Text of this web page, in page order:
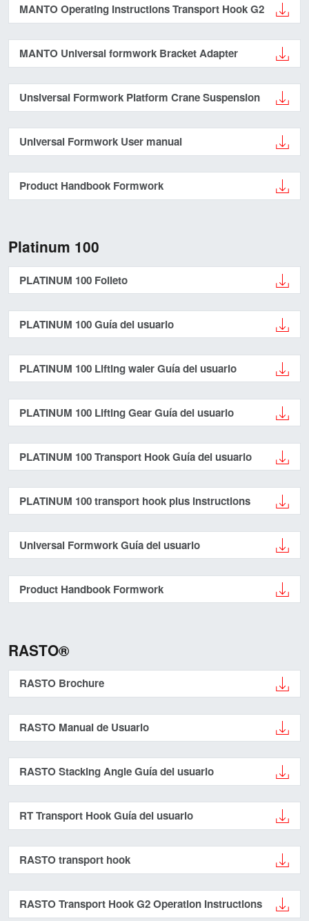
MANTO Operating Instructions Transport Hook G2
MANTO Universal formwork Bracket Adapter
Unsiversal Formwork Platform Crane Suspension
Universal Formwork User manual
Product Handbook Formwork
Platinum 100
PLATINUM 100 Folleto
PLATINUM 100 Guía del usuario
PLATINUM 100 Lifting waler Guía del usuario
PLATINUM 100 Lifting Gear Guía del usuario
PLATINUM 100 Transport Hook Guía del usuario
PLATINUM 100 transport hook plus instructions
Universal Formwork Guía del usuario
Product Handbook Formwork
RASTO®
RASTO Brochure
RASTO Manual de Usuario
RASTO Stacking Angle Guía del usuario
RT Transport Hook Guía del usuario
RASTO transport hook
RASTO Transport Hook G2 Operation Instructions